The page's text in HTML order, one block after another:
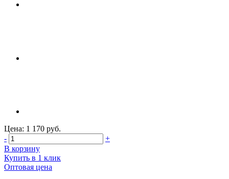
Цена: 1 170 руб.
-
+
В корзину
Купить в 1 клик
Оптовая цена